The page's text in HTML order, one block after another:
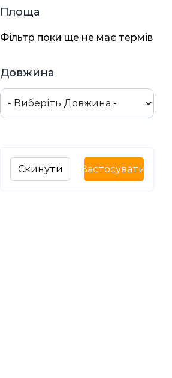
Площа
Фільтр поки ще не має термів
Довжина
Застосувати
Скинути